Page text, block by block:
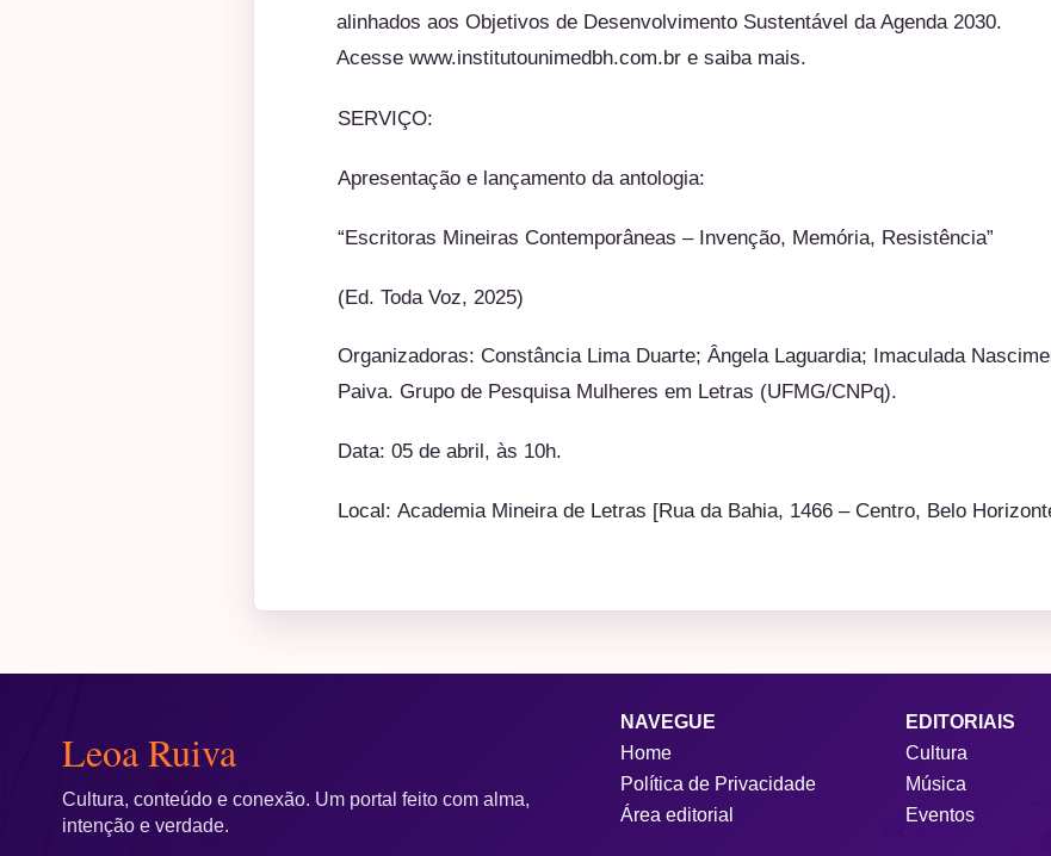
alinhados aos Objetivos de Desenvolvimento Sustentável da Agenda 2030.
Acesse www.institutounimedbh.com.br e saiba mais.
SERVIÇO:
Apresentação e lançamento da antologia:
“Escritoras Mineiras Contemporâneas – Invenção, Memória, Resistência”
(Ed. Toda Voz, 2025)
Organizadoras: Constância Lima Duarte; Ângela Laguardia; Imaculada
Paiva. Grupo de Pesquisa Mulheres em Letras (UFMG/CNPq).
Data: 05 de abril, às 10h.
Local: Academia Mineira de Letras [Rua da Bahia, 1466 – Centro, Belo
Leoa Ruiva
Cultura, conteúdo e conexão. Um portal feito com alma,
intenção e verdade.
NAVEGUE
Home
Política de Privacidade
Área editorial
EDITORIAIS
Cultura
Música
Eventos